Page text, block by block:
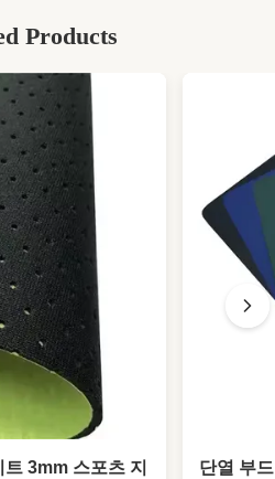
Products
3mm 스포츠 지
단열 부